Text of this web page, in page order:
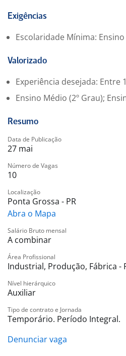
Benefícios:
- Fretado;
- Refeitório no local com
refeição
- Vale alimentação de R$550,00
- Seguro de Vida.
Escala:
SEG A SAB 15:00 AS 23:00 -
Exigências
Escolaridade Mínima:
Valorizado
Experiência desejada: Entre
Ensino Médio (2º Grau);
Resumo
Data de Publicação
27 mai
Número de Vagas
10
Localização
Ponta Grossa - PR
Abra o Mapa
Salário Bruto mensal
A combinar
Área Profissional
Industrial, Produção, Fábrica -
Nível hierárquico
Auxiliar
Tipo de contrato e Jornada
Temporário. Período Integral.
Denunciar vaga